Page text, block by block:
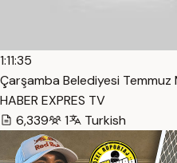
1:11:35
Çarşamba Belediyesi
HABER EXPRES TV
6,339
1 Turkish